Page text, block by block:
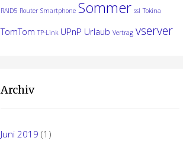
RAID5 Router Smartphone Sommer ssl Tokina
TomTom TP-Link UPnP Urlaub Vertrag vserver
Archiv
Juni 2019 (1)